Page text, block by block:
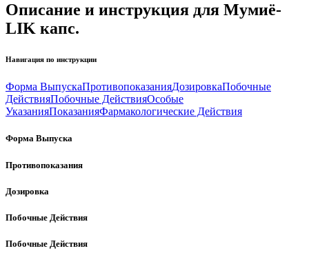
Описание и инструкция для Мумиё-
LIK капс.
Навигация по инструкции
Форма ВыпускаПротивопоказанияДозировкаПобочные
ДействияПобочные ДействияОсобые
УказанияПоказанияФармакологические Действия
Форма Выпуска
Противопоказания
Дозировка
Побочные Действия
Побочные Действия